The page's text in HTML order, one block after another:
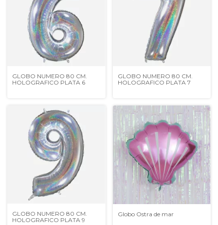
GLOBO NUMERO 80 CM.
HOLOGRAFICO PLATA 6
GLOBO NUMERO 80 CM.
HOLOGRAFICO PLATA 7
GLOBO NUMERO 80 CM.
HOLOGRAFICO PLATA 9
Globo Ostra de mar